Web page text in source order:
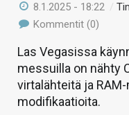
8.1.2025 - 18:22 /
Kommentit (0)
Las Vegasissa
messuilla on nähty
virtalähteitä ja
modifikaatioita.